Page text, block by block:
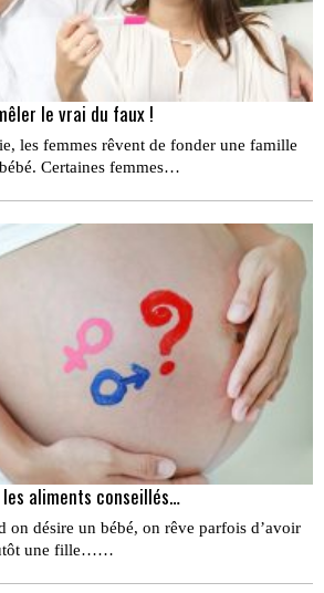
le vrai du faux !
les femmes rêvent de fonder une famille
Certaines femmes…
aliments conseillés…
on désire un bébé, on rêve parfois d’avoir
une fille……